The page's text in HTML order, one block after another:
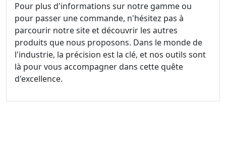
Pour plus d'informations sur notre gamme ou
pour passer une commande, n'hésitez pas à
parcourir notre site et découvrir les autres
produits que nous proposons. Dans le monde de
l'industrie, la précision est la clé, et nos outils sont
là pour vous accompagner dans cette quête
d'excellence.